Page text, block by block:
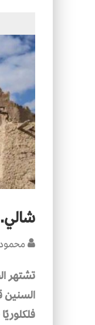
تشتهر
السنين